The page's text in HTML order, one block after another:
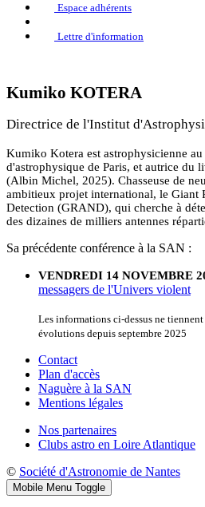
Espace adhérents
Lettre d'information
Kumiko KOTERA
Directrice de l'Institut
Kumiko Kotera est astrophysicienne
d'astrophysique de Paris, et autrice du
(Albin Michel, 2025). Chasseuse de
ambitieux projet international, le Giant
Detection (GRAND), qui cherche à
des dizaines de milliers antennes
Sa précédente conférence à la SAN :
VENDREDI 14 NOVEMBRE
messagers de l'Univers violent
Les informations ci-dessus ne
évolutions depuis septembre 2025
Contact
Plan d'accès
Naguère à la SAN
Mentions légales
Nos partenaires
Clubs astro en Loire Atlantique
© Société d'Astronomie de Nantes
Mobile Menu Toggle